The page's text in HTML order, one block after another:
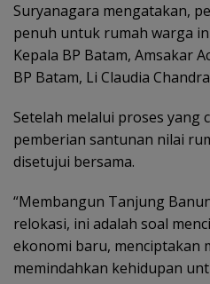
Suryanagara mengatakan,
penuh untuk rumah warga
Kepala BP Batam, Amsakar
BP Batam, Li Claudia
Setelah melalui proses yang
pemberian santunan nilai
disetujui bersama.
“Membangun Tanjung
relokasi, ini adalah soal
ekonomi baru, menciptakan
memindahkan kehidupan